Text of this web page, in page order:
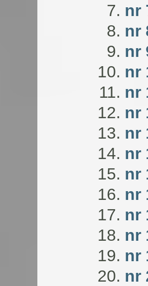
nr
nr
nr
nr
nr
nr
nr
nr
nr
nr
nr
nr
nr
nr